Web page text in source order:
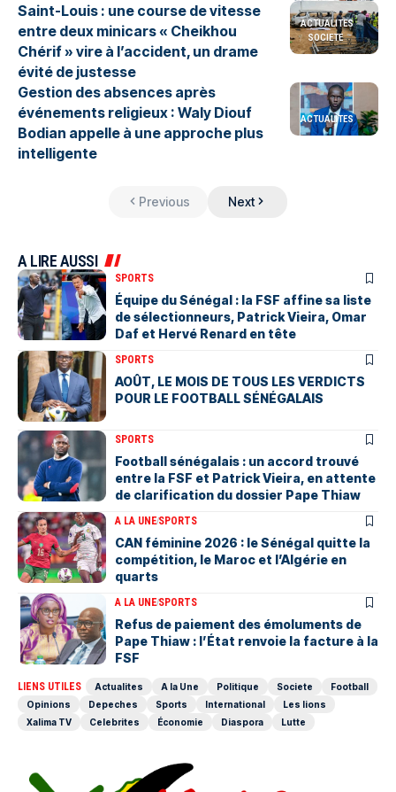
ACTUALITES
SOCIETE
Saint-Louis : une course de vitesse
entre deux minicars « Cheikhou
Chérif » vire à l’accident, un drame
évité de justesse
ACTUALITES
Gestion des absences après
événements religieux : Waly Diouf
Bodian appelle à une approche plus
intelligente
Previous Next
A LIRE AUSSI
SPORTS
Équipe du Sénégal : la FSF affine sa liste
de sélectionneurs, Patrick Vieira, Omar
Daf et Hervé Renard en tête
SPORTS
AOÛT, LE MOIS DE TOUS LES VERDICTS
POUR LE FOOTBALL SÉNÉGALAIS
SPORTS
Football sénégalais : un accord trouvé
entre la FSF et Patrick Vieira, en attente
de clarification du dossier Pape Thiaw
A LA UNESPORTS
‎CAN féminine 2026 : le Sénégal quitte la
compétition, le Maroc et l’Algérie en
quarts
A LA UNESPORTS
Refus de paiement des émoluments de
Pape Thiaw : l’État renvoie la facture à la
FSF
LIENS UTILES Actualites A la Une Politique Societe
Football
Opinions
Depeches Sports International
Les lions
Xalima TV
Celebrites Économie Diaspora Lutte